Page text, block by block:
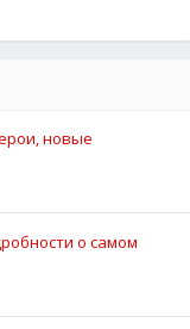
новые
о самом